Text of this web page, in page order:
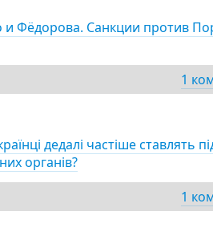
и Фёдорова. Санкции против
1
дедалі частіше ставлять
органів?
1